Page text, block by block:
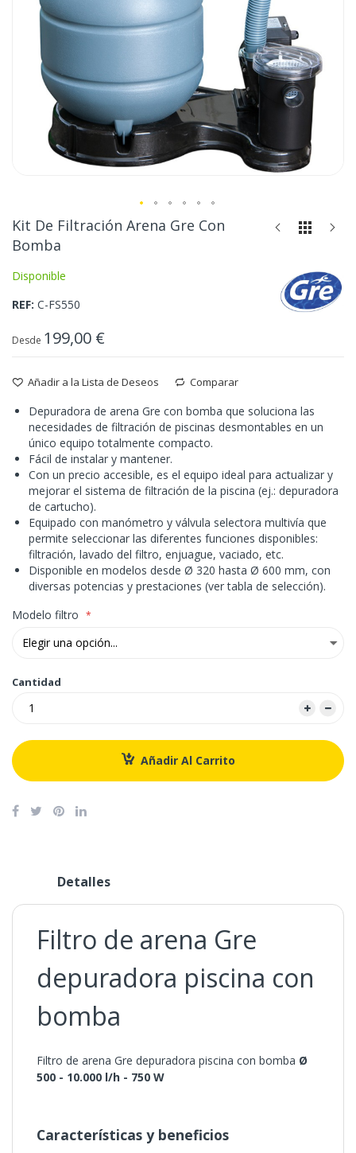
Saltar
al
de
galería
imágenes
Kit De Filtración Arena Gre Con
Bomba
Disponible
REF C-FS550
Desde 199,00 €
Añadir a la Lista de Deseos Comparar
Depuradora de arena Gre con bomba que soluciona las
necesidades de filtración de piscinas desmontables en un
único equipo totalmente compacto.
Fácil de instalar y mantener.
Con un precio accesible, es el equipo ideal para actualizar y
mejorar el sistema de filtración de la piscina (ej.: depuradora
de cartucho).
Equipado con manómetro y válvula selectora multivía que
permite seleccionar las diferentes funciones disponibles:
filtración, lavado del filtro, enjuague, vaciado, etc.
Disponible en modelos desde Ø 320 hasta Ø 600 mm, con
diversas potencias y prestaciones (ver tabla de selección).
Modelo filtro
Cantidad
Añadir Al Carrito
Detalles
Filtro de arena Gre
depuradora piscina con
bomba
Filtro de arena Gre depuradora piscina con bomba Ø
500 - 10.000 l/h - 750 W
Características y beneficios